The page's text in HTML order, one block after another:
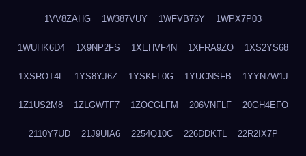
1VV8ZAHG 1W387VUY 1WFVB76Y 1WPX7P03
1WUHK6D4 1X9NP2FS 1XEHVF4N 1XFRA9ZO 1XS2YS68
1XSROT4L 1YS8YJ6Z 1YSKFL0G 1YUCNSFB 1YYN7W1J
1Z1US2M8 1ZLGWTF7 1ZOCGLFM 206VNFLF 20GH4EFO
2110Y7UD 21J9UIA6 2254Q10C 226DDKTL 22R2IX7P